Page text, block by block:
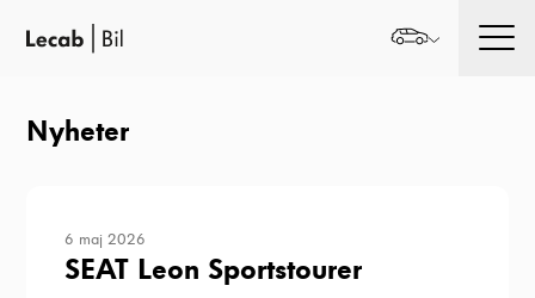
Nyheter
6 maj 2026
SEAT Leon Sportstourer